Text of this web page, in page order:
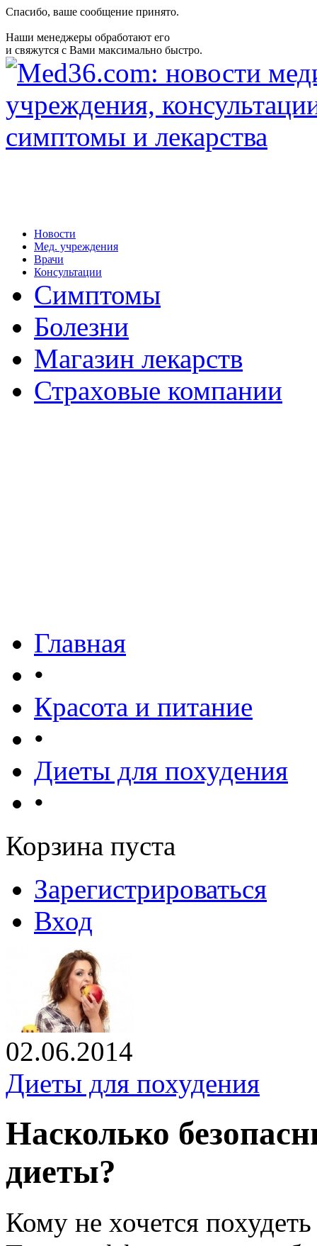
Спасибо, ваше сообщение принято.
Наши менеджеры обработают его
и свяжутся с Вами максимально быстро.
Новости
Мед. учреждения
Врачи
Консультации
Симптомы
Болезни
Магазин лекарств
Страховые компании
Главная
•
Красота и питание
•
Диеты для похудения
•
Корзина пуста
Зарегистрироваться
Вход
02.06.2014
Диеты для похудения
Насколько
диеты?
Кому не хочется